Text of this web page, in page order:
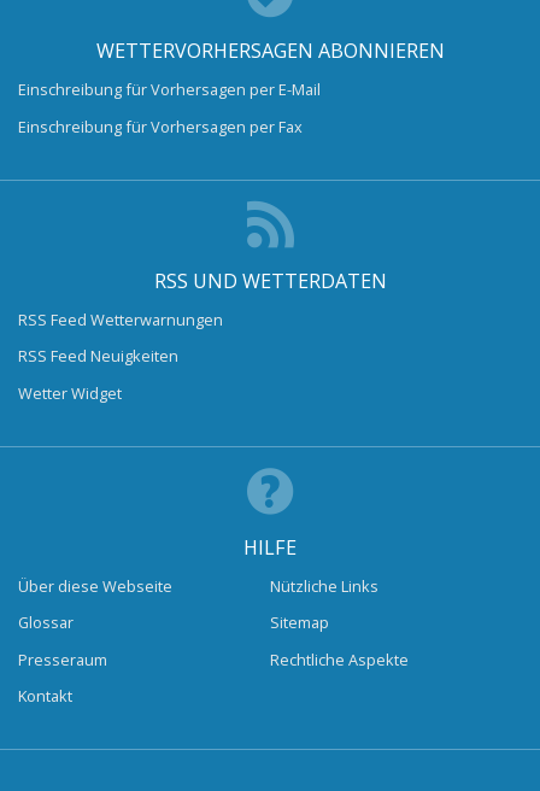
WETTERVORHERSAGEN ABONNIEREN
Einschreibung für Vorhersagen per E-Mail
Einschreibung für Vorhersagen per Fax
RSS UND WETTERDATEN
RSS Feed Wetterwarnungen
RSS Feed Neuigkeiten
Wetter Widget
HILFE
Über diese Webseite
Glossar
Presseraum
Kontakt
Nützliche Links
Sitemap
Rechtliche Aspekte